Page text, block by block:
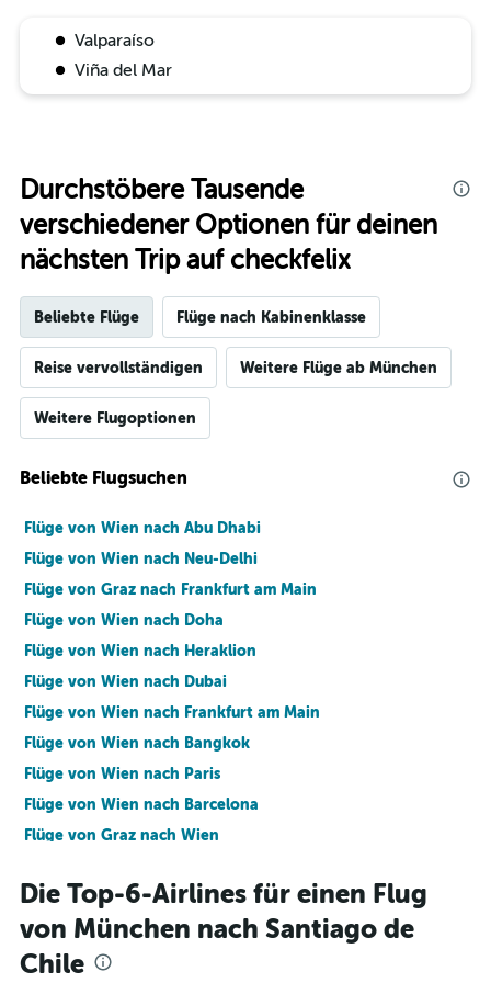
Valparaíso
Viña del Mar
Durchstöbere Tausende
verschiedener Optionen für deinen
nächsten Trip auf checkfelix
Beliebte Flüge Flüge nach Kabinenklasse
Reise vervollständigen Weitere Flüge ab München
Weitere Flugoptionen
Beliebte Flugsuchen
Flüge von Wien nach Abu Dhabi
Flüge von Wien nach Neu-Delhi
Flüge von Graz nach Frankfurt am Main
Flüge von Wien nach Doha
Flüge von Wien nach Heraklion
Flüge von Wien nach Dubai
Flüge von Wien nach Frankfurt am Main
Flüge von Wien nach Bangkok
Flüge von Wien nach Paris
Flüge von Wien nach Barcelona
Flüge von Graz nach Wien
Flüge nach Phuket
Flüge nach Belgrad
Flüge nach Heraklion
Die Top-6-Airlines für einen Flug
von München nach Santiago de
Chile